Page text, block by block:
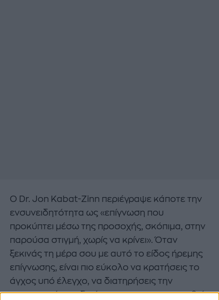
Ο Dr. Jon Kabat-Zinn περιέγραψε κάποτε την
ενσυνειδητότητα ως «επίγνωση που
προκύπτει μέσω της προσοχής, σκόπιμα, στην
παρούσα στιγμή, χωρίς να κρίνει». Όταν
ξεκινάς τη μέρα σου με αυτό το είδος ήρεμης
επίγνωσης, είναι πιο εύκολο να κρατήσεις το
άγχος υπό έλεγχο, να διατηρήσεις την
πνευματική σου διαύγεια και να ανταποκριθείς